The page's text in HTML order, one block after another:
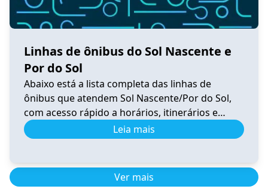
Linhas de ônibus do Sol Nascente e
Por do Sol
Abaixo está a lista completa das linhas de
ônibus que atendem Sol Nascente/Por do Sol,
com acesso rápido a horários, itinerários e
informações atualizadas. 0.020 Horário e
Itinerário 0.020 – Santa Maria (Av. Santa
Ver horários 0.039 Horário de Ônibus 0.039
Ceilândia – Tempo Real e Itinerário (2026) Ver
Leia mais
Ver mais